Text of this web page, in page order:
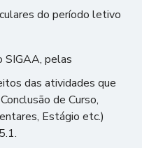
do período letivo
SIGAA, pelas
das atividades que
de Curso,
Estágio etc.)